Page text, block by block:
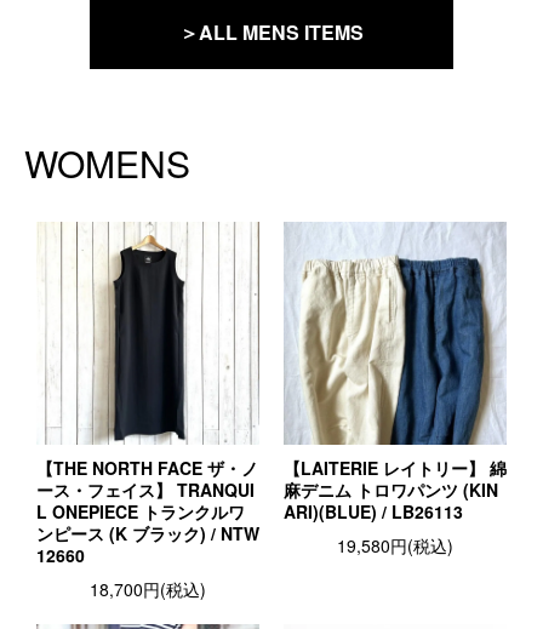
＞ALL MENS ITEMS
WOMENS
【THE NORTH FACE ザ・ノ
ース・フェイス】 TRANQUI
L ONEPIECE トランクルワ
ンピース (K ブラック) / NTW
12660
18,700円(税込)
【LAITERIE レイトリー】 綿
麻デニム トロワパンツ (KIN
ARI)(BLUE) / LB26113
19,580円(税込)